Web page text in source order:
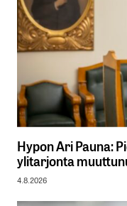
Hypon Ari Pauna:
ylitarjonta
4.8.2026